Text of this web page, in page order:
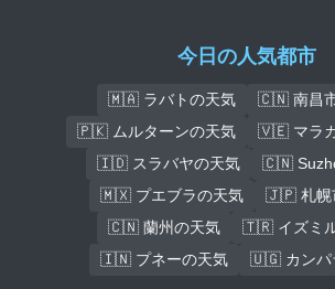
今日の人気都市
🇲🇦 ラバトの天気
🇨🇳 南昌
🇵🇰 ムルターンの天気
🇻🇪 マラ
🇮🇩 スラバヤの天気
🇨🇳
🇲🇽 プエブラの天気
🇯🇵 札幌
🇨🇳 蘭州の天気
🇹🇷 イズミ
🇮🇳 プネーの天気
🇺🇬 カンパ